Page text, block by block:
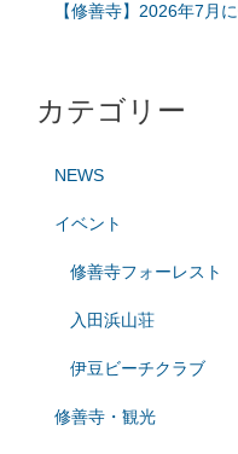
【修善寺】2026年7月
カテゴリー
NEWS
イベント
修善寺フォーレスト
入田浜山荘
伊豆ビーチクラブ
修善寺・観光